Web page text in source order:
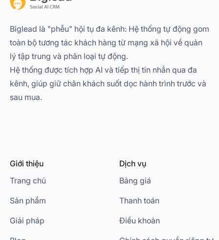
Biglead là "phễu" hội tụ đa kênh: Hệ thống tự động gom
toàn bộ tương tác khách hàng từ mạng xã hội về quản
lý tập trung và phân loại tự động.
Hệ thống được tích hợp AI và tiếp thị tin nhắn qua đa
kênh, giúp giữ chân khách suốt dọc hành trình trước và
sau mua.
Giới thiệu
Trang chủ
Sản phẩm
Giải pháp
Dịch vụ
Bảng giá
Thanh toán
Điều khoản